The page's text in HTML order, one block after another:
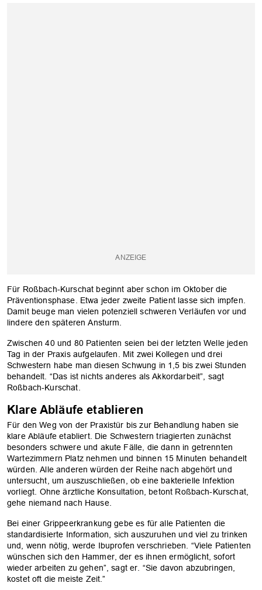
Für Roßbach-Kurschat beginnt aber schon im Oktober die
Präventionsphase. Etwa jeder zweite Patient lasse sich impfen.
Damit beuge man vielen potenziell schweren Verläufen vor und
lindere den späteren Ansturm.
Zwischen 40 und 80 Patienten seien bei der letzten Welle jeden
Tag in der Praxis aufgelaufen. Mit zwei Kollegen und drei
Schwestern habe man diesen Schwung in 1,5 bis zwei Stunden
behandelt. “Das ist nichts anderes als Akkordarbeit”, sagt
Roßbach-Kurschat.
Klare Abläufe etablieren
Für den Weg von der Praxistür bis zur Behandlung haben sie
klare Abläufe etabliert. Die Schwestern triagierten zunächst
besonders schwere und akute Fälle, die dann in getrennten
Wartezimmern Platz nehmen und binnen 15 Minuten behandelt
würden. Alle anderen würden der Reihe nach abgehört und
untersucht, um auszuschließen, ob eine bakterielle Infektion
vorliegt. Ohne ärztliche Konsultation, betont Roßbach-Kurschat,
gehe niemand nach Hause.
Bei einer Grippeerkrankung gebe es für alle Patienten die
standardisierte Information, sich auszuruhen und viel zu trinken
und, wenn nötig, werde Ibuprofen verschrieben. “Viele Patienten
wünschen sich den Hammer, der es ihnen ermöglicht, sofort
wieder arbeiten zu gehen”, sagt er. “Sie davon abzubringen,
kostet oft die meiste Zeit.”